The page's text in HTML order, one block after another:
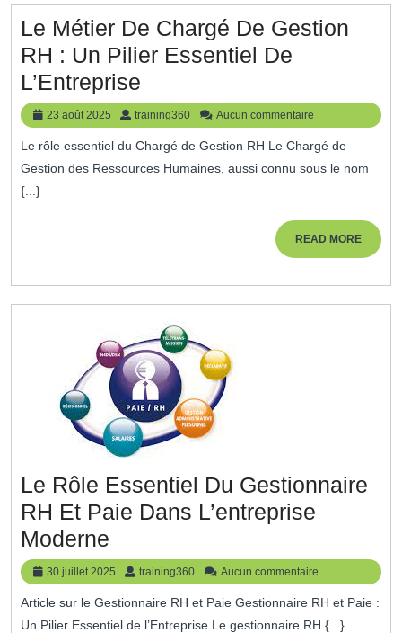
Humaines
Efficace
Le Métier De Chargé De Gestion
RH : Un Pilier Essentiel De
L’Entreprise
Métier
De
Chargé
Pilier
Essentiel
De
L’Entreprise
23 août 2025
23
août
2025
training360 training360
Aucun commentaire
Le rôle essentiel du Chargé de Gestion RH Le Chargé de
Gestion des Ressources Humaines, aussi connu sous le nom
{...}
READ MOREREAD
MORE
Le Rôle Essentiel Du Gestionnaire
RH Et Paie Dans L’entreprise
Moderne
Rôle
Essentiel
Du
30 juillet 2025
30
juillet
2025
training360 training360
Aucun commentaire
Article sur le Gestionnaire RH et Paie Gestionnaire RH et Paie :
Un Pilier Essentiel de l’Entreprise Le gestionnaire RH {...}